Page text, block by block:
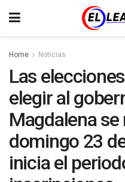
Home Noticias
Las
elegir al
Magdalena se
domingo 23
inicia el